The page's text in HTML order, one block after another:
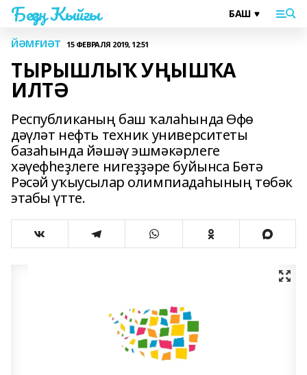
Беҙҙең Ҡыйғы
ЙӘМҒИӘТ 15 ФЕВРАЛЯ 2019, 12:51
ТЫРЫШЛЫҠ УҢЫШҠА
ИЛТӘ
Республиканың баш ҡалаһында Өфө
дәүләт нефть техник университеты
базаһында йәшәү эшмәкәрлеге
хәүефһеҙлеге нигеҙҙәре буйынса Бөтә
Рәсәй уҡыусылар олимпиадаһының төбәк
этабы үтте.